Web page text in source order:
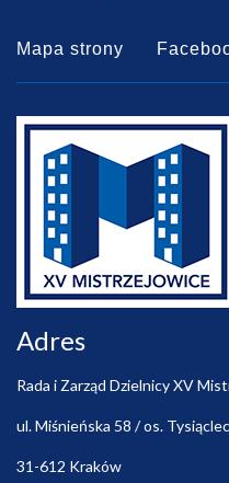
Mapa strony
Adres
Rada i Zarząd Dzielnicy XV
ul. Miśnieńska 58 / os.
31-612 Kraków